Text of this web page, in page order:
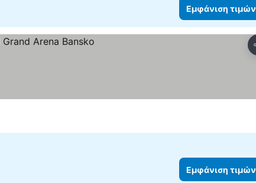
Εμφάνιση τιμών
Εμφάνιση τιμών